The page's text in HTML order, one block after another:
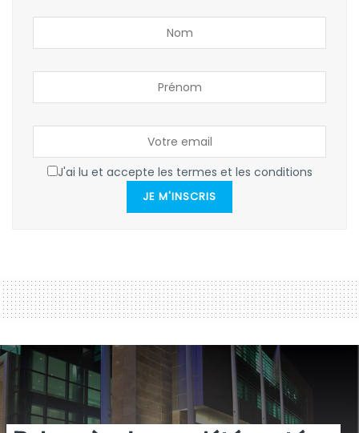
J'ai lu et accepte les termes et les conditions
JE M'INSCRIS